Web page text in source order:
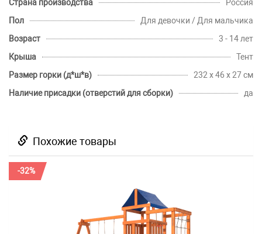
Страна производства
Россия
Пол
Для девочки / Для мальчика
Возраст
3 - 14 лет
Крыша
Тент
Размер горки (д*ш*в)
232 х 46 х 27 см
Наличие присадки (отверстий для сборки)
да
Похожие товары
-32%